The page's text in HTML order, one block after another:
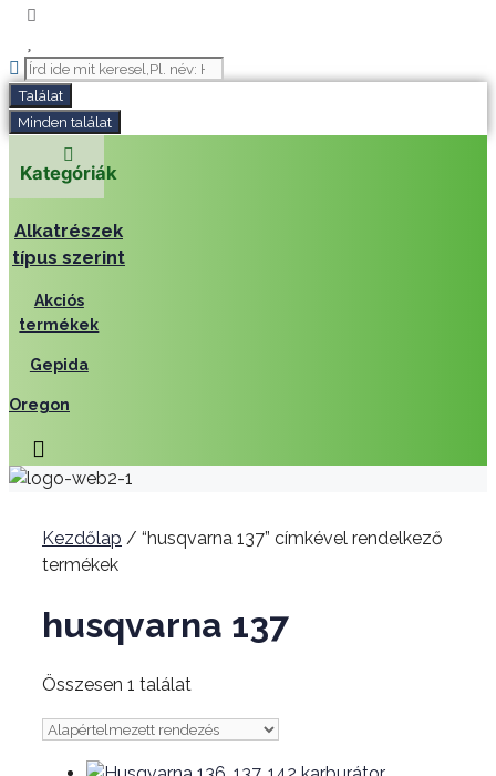
Search
Találat
Minden találat
Kategóriák
Alkatrészek
típus szerint
Akciós
termékek
Gepida
Oregon
Kezdőlap / “husqvarna 137” címkével rendelkező
termékek
husqvarna 137
Összesen 1 találat